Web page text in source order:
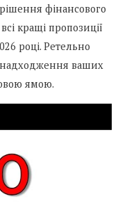
фінансового
кращі пропозиції
році. Ретельно
надходження ваших
ямою.